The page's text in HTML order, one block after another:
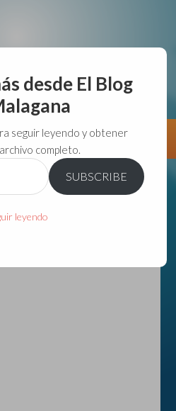
de malas lo hago....
VivirGuadalajara
desde El Blog
seguir leyendo y obtener
completo.
SUBSCRIBE
leyendo